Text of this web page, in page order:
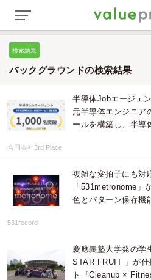
検索結果
バックグラウンドの検索結果
半導体Jobエージェ
元半導体エンジニア
ールを構築し、半導
合同会社3rd Place
複雑な変拍子にも対
「531metronome
色とパターン保存機
531record
慶應義塾大学発の学
STAR FRUIT 」が
ト『Cleanup ×